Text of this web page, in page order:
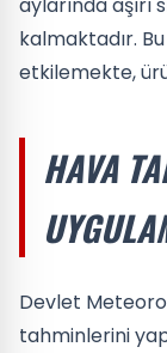
kalmaktadır.
etkilemekte,
HAVA
Devlet
tahminlerini